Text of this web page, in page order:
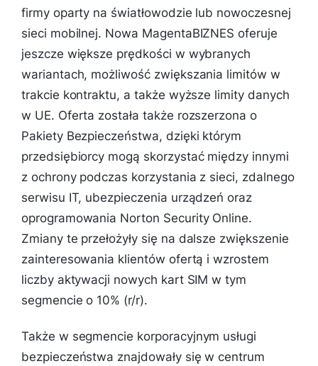
firmy oparty na światłowodzie lub nowoczesnej
sieci mobilnej. Nowa MagentaBIZNES oferuje
jeszcze większe prędkości w wybranych
wariantach, możliwość zwiększania limitów w
trakcie kontraktu, a także wyższe limity danych
w UE. Oferta została także rozszerzona o
Pakiety Bezpieczeństwa, dzięki którym
przedsiębiorcy mogą skorzystać między innymi
z ochrony podczas korzystania z sieci, zdalnego
serwisu IT, ubezpieczenia urządzeń oraz
oprogramowania Norton Security Online.
Zmiany te przełożyły się na dalsze zwiększenie
zainteresowania klientów ofertą i wzrostem
liczby aktywacji nowych kart SIM w tym
segmencie o 10% (r/r).
Także w segmencie korporacyjnym usługi
bezpieczeństwa znajdowały się w centrum